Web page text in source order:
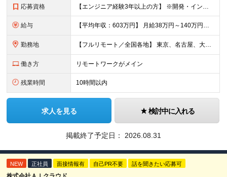
応募資格 【エンジニア経験3年以上の方】 ※開発・インフラ・工程・言語一切不問 ※文理・学歴不問 【歓迎条件】 ◆Python実務経験がある方 ◆LLM・生成AIを使った開発経験がある方 ◆要件定義・顧客折衝
給与 【平均年収：603万円】 月給38万円～140万円＋諸手当（経験者） 【平均年収603万円】 ※案件の契約内容や昇給額などはすべて開示します。 ※経験や能力を考慮し決定します。 ※月給には固定残業
勤務地 【フルリモート／全国各地】 東京、名古屋、大阪、福岡を中心とした全国のプロジェクトにアサイン。 ※プロジェクトは完全選択制です。 ※フルリモート、ハイブリッド型、常駐案件から自由に選択可能です。 ※転
働き方 リモートワークがメイン
残業時間 10時間以内
求人を見る 検討中に入れる
掲載終了予定日： 2026.08.31
NEW 正社員 面接情報有 自己PR不要 話を聞きたい応募可